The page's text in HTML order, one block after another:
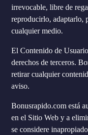
irrevocable, libre de
reproducirlo, adaptarlo,
cualquier medio.
El Contenido de
derechos de terceros.
retirar cualquier
aviso.
Bonusrapido.com está
en el Sitio Web y a
se considere